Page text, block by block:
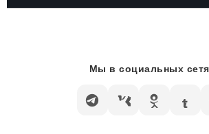
Мы в социальных